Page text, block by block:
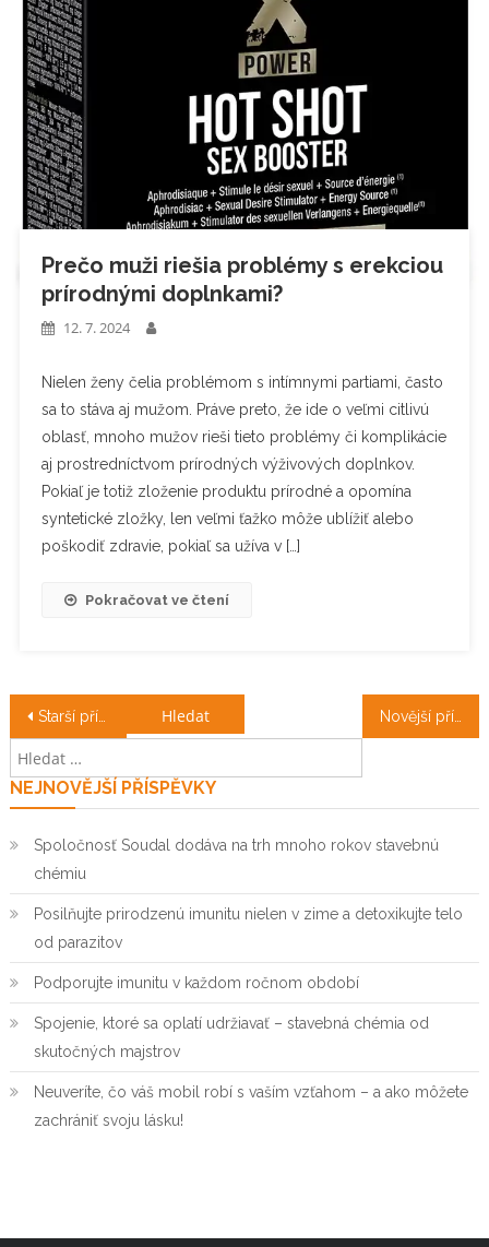
Prečo muži riešia problémy s erekciou
prírodnými doplnkami?
12. 7. 2024
Nielen ženy čelia problémom s intímnymi partiami, často
sa to stáva aj mužom. Práve preto, že ide o veľmi citlivú
oblasť, mnoho mužov rieši tieto problémy či komplikácie
aj prostredníctvom prírodných výživových doplnkov.
Pokiaľ je totiž zloženie produktu prírodné a opomína
syntetické zložky, len veľmi ťažko môže ublížiť alebo
poškodiť zdravie, pokiaľ sa užíva v […]
Pokračovat ve čtení
Navigace
pro
příspěvky
Starší příspěvky Novější příspěvky
Vyhledávání
NEJNOVĚJŠÍ PŘÍSPĚVKY
Spoločnosť Soudal dodáva na trh mnoho rokov stavebnú
chémiu
Posilňujte prirodzenú imunitu nielen v zime a detoxikujte telo
od parazitov
Podporujte imunitu v každom ročnom období
Spojenie, ktoré sa oplatí udržiavať – stavebná chémia od
skutočných majstrov
Neuveríte, čo váš mobil robí s vaším vzťahom – a ako môžete
zachrániť svoju lásku!